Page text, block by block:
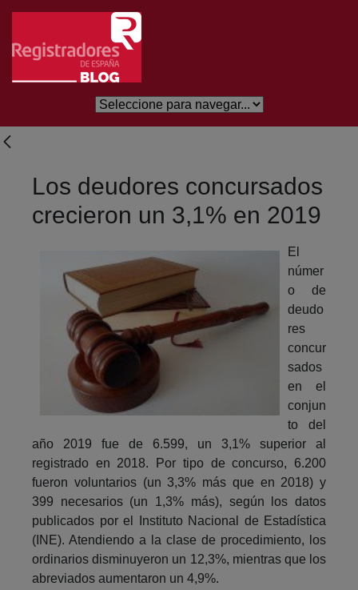
Eduki nagusira joan
Los deudores concursados
crecieron un 3,1% en 2019
El
númer
o de
deudo
res
concur
sados
en el
conjun
to del
año 2019 fue de 6.599, un 3,1% superior al
registrado en 2018. Por tipo de concurso, 6.200
fueron voluntarios (un 3,3% más que en 2018) y
399 necesarios (un 1,3% más), según los datos
publicados por el Instituto Nacional de Estadística
(INE). Atendiendo a la clase de procedimiento, los
ordinarios disminuyeron un 12,3%, mientras que los
abreviados aumentaron un 4,9%.